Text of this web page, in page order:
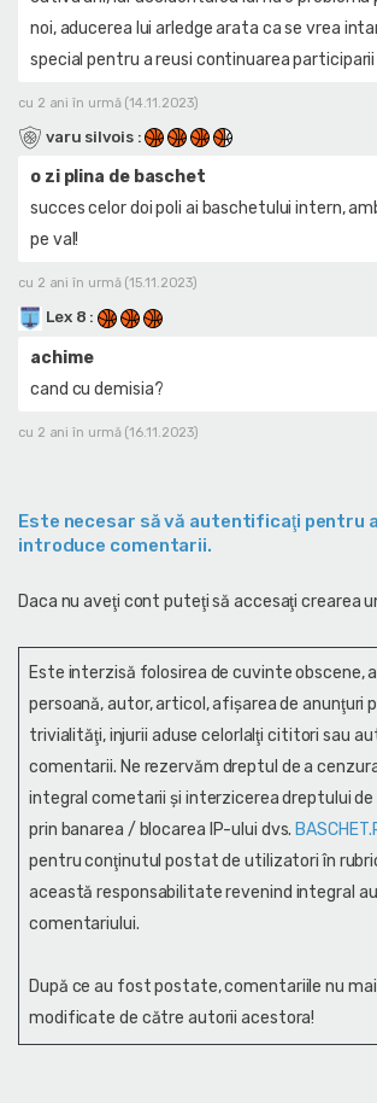
noi, aducerea lui arledge arata ca se vrea
special pentru a reusi continuarea participarii
cu 2 ani în urmă (14.11.2023)
varu silvois :
o zi plina de baschet
succes celor doi poli ai baschetului intern,
pe val!
cu 2 ani în urmă (15.11.2023)
Lex 8 :
achime
cand cu demisia?
cu 2 ani în urmă (16.11.2023)
Este necesar să vă autentificaţi pentru
introduce comentarii.
Daca nu aveţi cont puteţi să accesaţi crearea
Este interzisă folosirea de cuvinte obscene,
persoană, autor, articol, afişarea de anunţuri
trivialităţi, injurii aduse celorlalţi cititori sau
comentarii. Ne rezervăm dreptul de a
integral cometarii și interzicerea dreptului
prin banarea / blocarea IP-ului dvs.
pentru conţinutul postat de utilizatori în
această responsabilitate revenind integral
comentariului.
După ce au fost postate, comentariile nu
modificate de către autorii acestora!